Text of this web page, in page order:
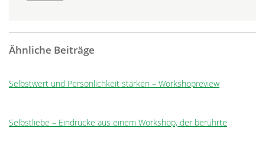
Ähnliche Beiträge
Selbstwert und Persönlichkeit stärken – Workshopreview
Selbstliebe – Eindrücke aus einem Workshop, der berührte